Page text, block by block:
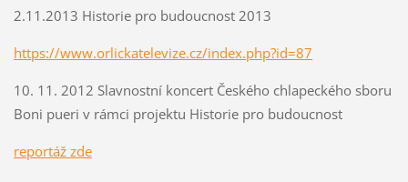
2.11.2013 Historie pro budoucnost 2013
https://www.orlickatelevize.cz/index.php?id=87
10. 11. 2012 Slavnostní koncert Českého chlapeckého sboru
Boni pueri v rámci projektu Historie pro budoucnost
reportáž zde